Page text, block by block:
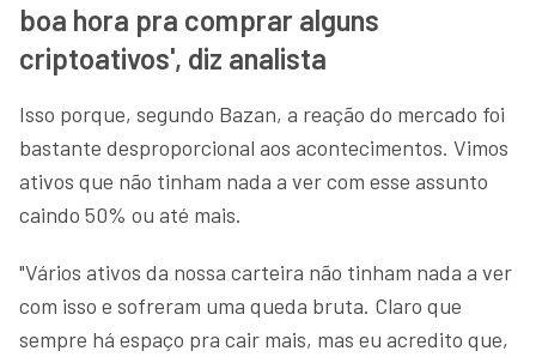
boa hora pra comprar alguns
criptoativos', diz analista
Isso porque, segundo Bazan, a reação do mercado foi
bastante desproporcional aos acontecimentos. Vimos
ativos que não tinham nada a ver com esse assunto
caindo 50% ou até mais.
"Vários ativos da nossa carteira não tinham nada a ver
com isso e sofreram uma queda bruta. Claro que
sempre há espaço pra cair mais, mas eu acredito que,